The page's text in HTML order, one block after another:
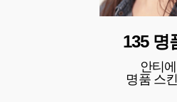
135 명
안티
명품 스